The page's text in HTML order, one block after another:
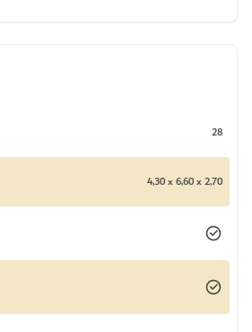
28
4,30 x 6,60 x 2,70